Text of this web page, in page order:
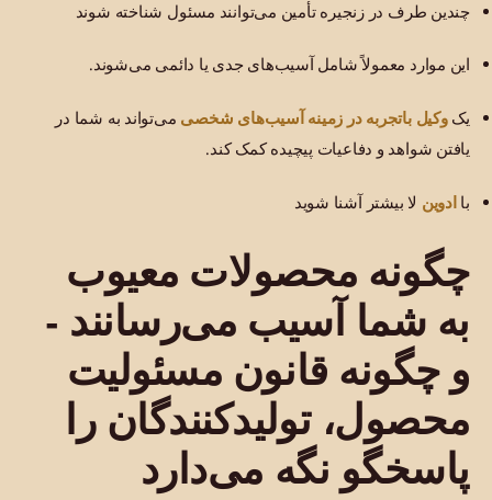
چندین طرف در زنجیره تأمین می‌توانند مسئول شناخته شوند
این موارد معمولاً شامل آسیب‌های جدی یا دائمی می‌شوند.
یکوکیل باتجربه در زمینه آسیب‌های شخصی می‌تواند به شما در
یافتن شواهد و دفاعیات پیچیده کمک کند.
با ادوین لا بیشتر آشنا شوید
چگونه محصولات معیوب
به شما آسیب می‌رسانند -
و چگونه قانون مسئولیت
محصول، تولیدکنندگان را
پاسخگو نگه می‌دارد